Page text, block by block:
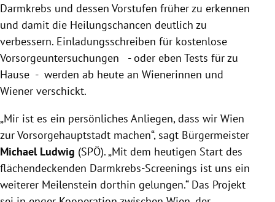
Darmkrebs und dessen Vorstufen früher zu erkennen
und damit die Heilungschancen deutlich zu
verbessern. Einladungsschreiben für kostenlose
Vorsorgeuntersuchungen - oder eben Tests für zu
Hause - werden ab heute an Wienerinnen und
Wiener verschickt.
„Mir ist es ein persönliches Anliegen, dass wir Wien
zur Vorsorgehauptstadt machen“, sagt Bürgermeister
Michael Ludwig (SPÖ). „Mit dem heutigen Start des
flächendeckenden Darmkrebs-Screenings ist uns ein
weiterer Meilenstein dorthin gelungen.“ Das Projekt